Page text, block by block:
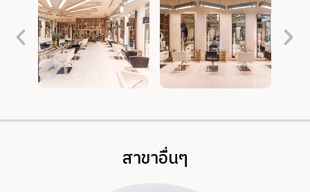
สาขาอื่นๆ